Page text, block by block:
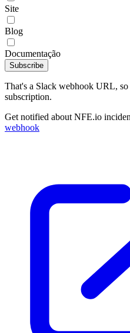
Site
Blog
Documentação
Subscribe
That's a Slack webhook URL,
subscription.
Get notified about NFE.io
webhook